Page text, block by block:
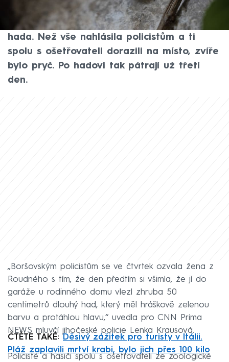
v kůži ženy z Českobudějovicka, která ve
své garáži našla zhruba půlmetrového
hada. Než vše nahlásila policistům a ti
spolu s ošetřovateli dorazili na místo, zvíře
bylo pryč. Po hadovi tak pátrají už třetí
den.
„Boršovským policistům se ve čtvrtek ozvala žena z
Roudného s tím, že den předtím si všimla, že jí do
garáže u rodinného domu vlezl zhruba 50
centimetrů dlouhý had, který měl hráškově zelenou
barvu a protáhlou hlavu,“ uvedla pro CNN Prima
NEWS mluvčí jihočeské policie Lenka Krausová.
ČTĚTE TAKÉ:Děsivý zážitek pro turisty v Itálii.
Pláž zaplavili mrtví krabi, bylo jich přes 100 kilo
Policisté a hasiči spolu s ošetřovateli ze zoologické